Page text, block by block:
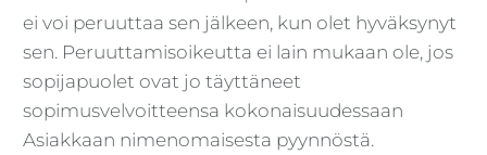
ei voi peruuttaa sen jälkeen, kun olet hyväksynyt
sen. Peruuttamisoikeutta ei lain mukaan ole, jos
sopijapuolet ovat jo täyttäneet
sopimusvelvoitteensa kokonaisuudessaan
Asiakkaan nimenomaisesta pyynnöstä.